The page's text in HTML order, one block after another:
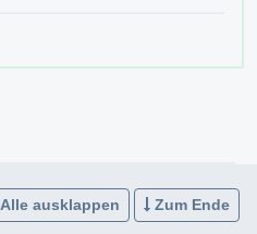
Alle ausklappen Zum Ende